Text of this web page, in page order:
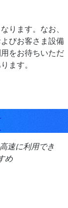
ります。なお、
びお客さま設備
をお待ちいただ
ます。
速に利用でき
め